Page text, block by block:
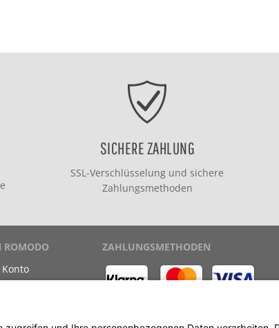
SICHERE ZAHLUNG
SSL-Verschlüsselung und sichere
Zahlungsmethoden
ROMODO
ZAHLUNGSMETHODEN